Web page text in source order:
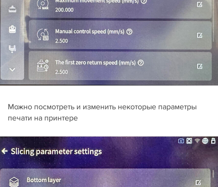
Можно посмотреть и изменить некоторые параметры
печати на принтере